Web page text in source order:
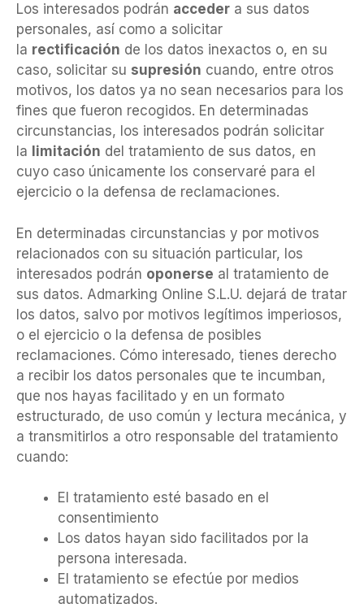
Los interesados podrán acceder a sus datos
personales, así como a solicitar
la rectificación de los datos inexactos o, en su
caso, solicitar su supresión cuando, entre otros
motivos, los datos ya no sean necesarios para los
fines que fueron recogidos. En determinadas
circunstancias, los interesados podrán solicitar
la limitación del tratamiento de sus datos, en
cuyo caso únicamente los conservaré para el
ejercicio o la defensa de reclamaciones.
En determinadas circunstancias y por motivos
relacionados con su situación particular, los
interesados podrán oponerse al tratamiento de
sus datos. Admarking Online S.L.U. dejará de tratar
los datos, salvo por motivos legítimos imperiosos,
o el ejercicio o la defensa de posibles
reclamaciones. Cómo interesado, tienes derecho
a recibir los datos personales que te incumban,
que nos hayas facilitado y en un formato
estructurado, de uso común y lectura mecánica, y
a transmitirlos a otro responsable del tratamiento
cuando:
El tratamiento esté basado en el
consentimiento
Los datos hayan sido facilitados por la
persona interesada.
El tratamiento se efectúe por medios
automatizados.